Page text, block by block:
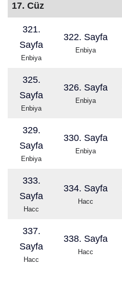
17. Cüz
321.
Sayfa
Enbiya
322. Sayfa
Enbiya
325.
Sayfa
Enbiya
326. Sayfa
Enbiya
329.
Sayfa
Enbiya
330. Sayfa
Enbiya
333.
Sayfa
Hacc
334. Sayfa
Hacc
337.
Sayfa
Hacc
338. Sayfa
Hacc